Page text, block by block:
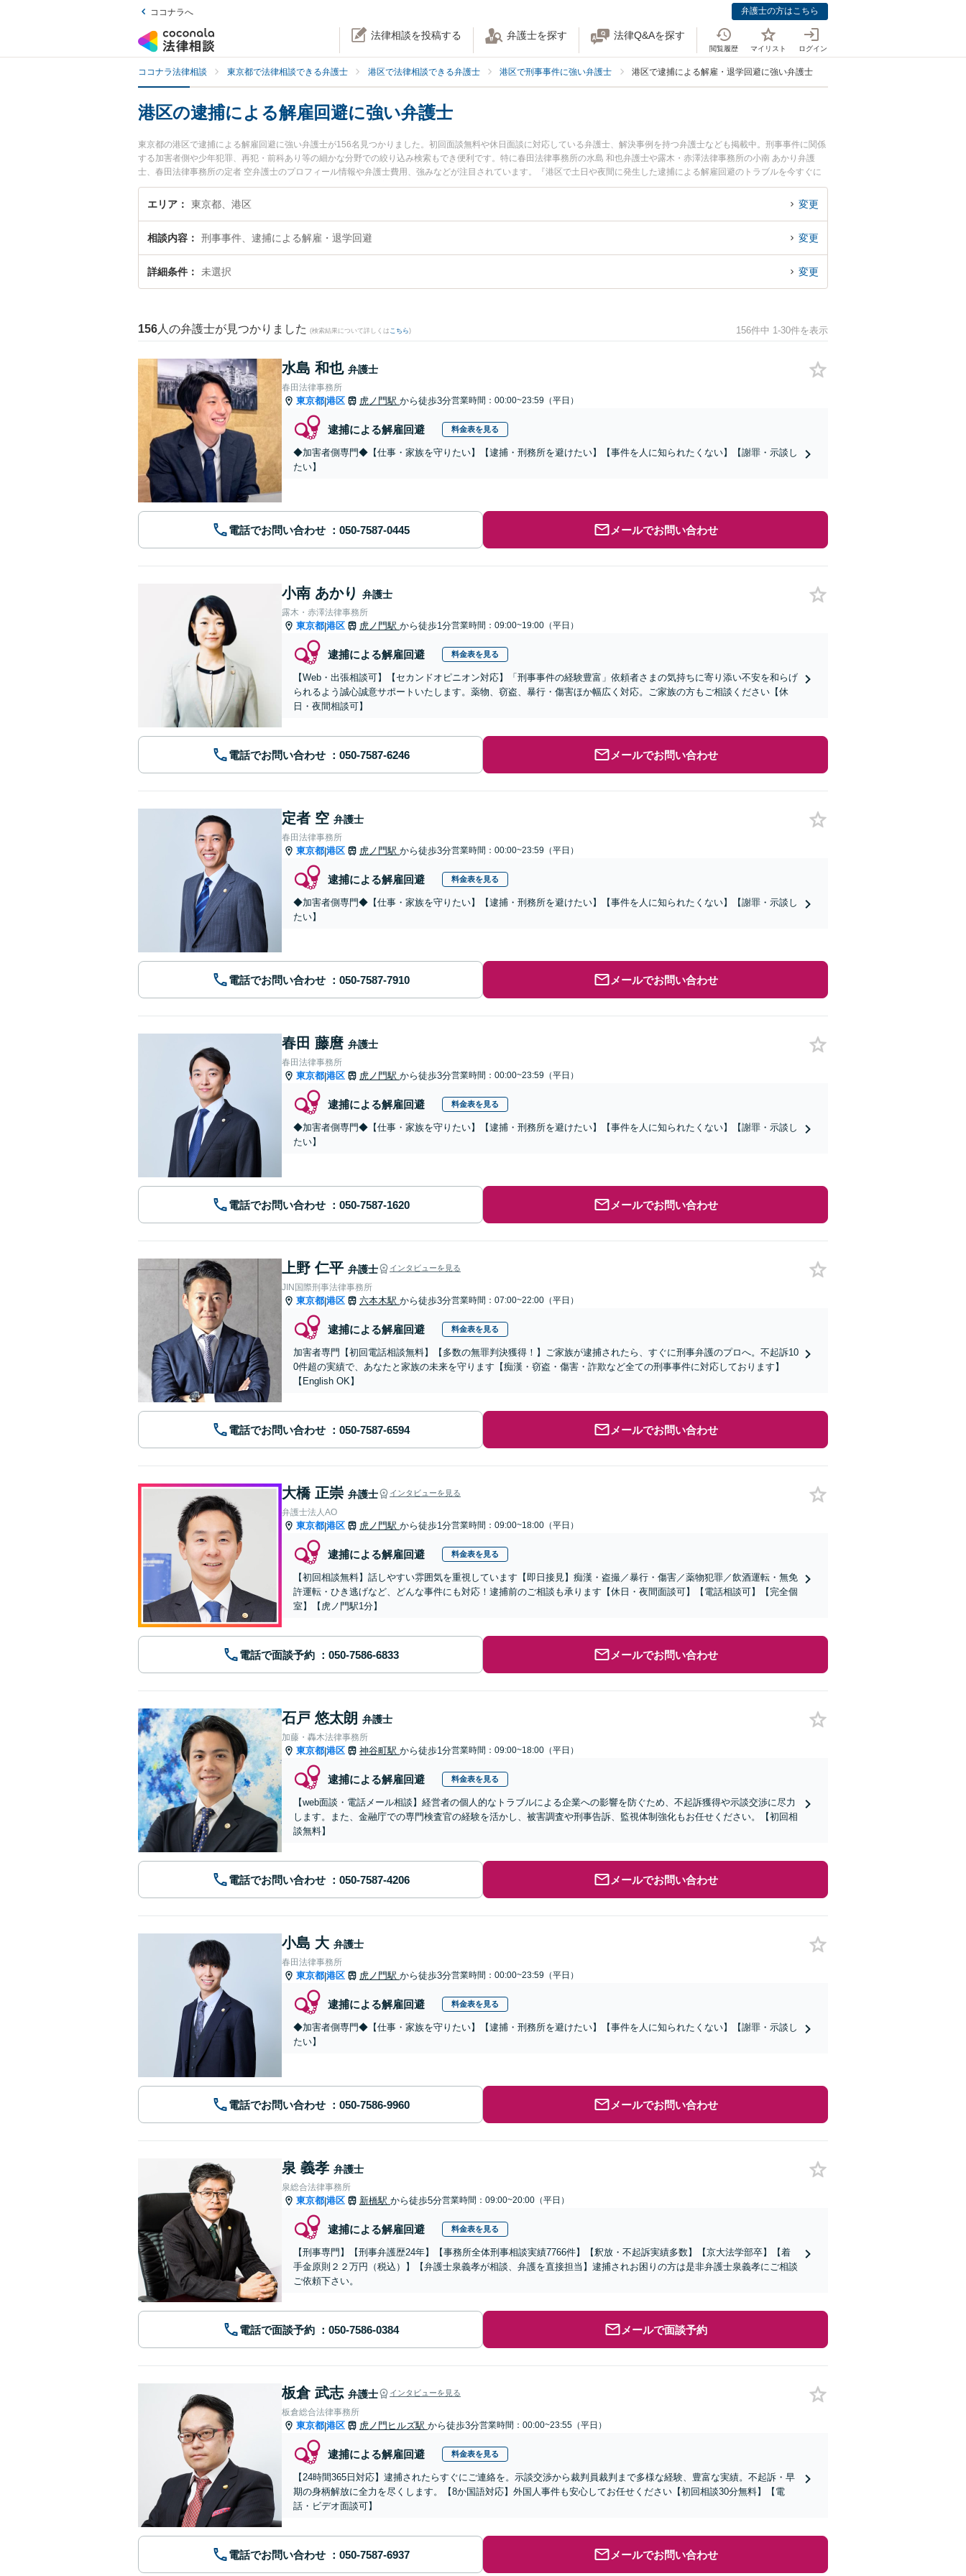
ココナラへ 弁護士の方はこちら
法律相談を投稿する 弁護士を探す 法律Q&Aを探す
閲覧履歴 マイリスト ログイン
ココナラ法律相談 東京都で法律相談できる弁護士 港区で法律相談できる弁護士 港区で刑事事件に強い弁護士 港区で逮捕による解雇・退学回避に強い弁護士
港区の逮捕による解雇回避に強い弁護士
東京都の港区で逮捕による解雇回避に強い弁護士が156名見つかりました。初回面談無料や休日面談に対応している弁護士、解決事例を持つ弁護士なども掲載中。刑事事件に関係
する加害者側や少年犯罪、再犯・前科あり等の細かな分野での絞り込み検索もでき便利です。特に春田法律事務所の水島 和也弁護士や露木・赤澤法律事務所の小南 あかり弁護
士、春田法律事務所の定者 空弁護士のプロフィール情報や弁護士費用、強みなどが注目されています。『港区で土日や夜間に発生した逮捕による解雇回避のトラブルを今すぐに
弁護士に相談したい』『逮捕による解雇回避のトラブル解決の実績豊富な近くの弁護士を検索したい』『初回相談無料で逮捕による解雇回避を法律相談できる港区内の弁護士に相
談予約したい』などでお困りの相談者さんにおすすめです。
エリア 東京都、港区 変更
相談内容 刑事事件、逮捕による解雇・退学回避 変更
詳細条件 未選択 変更
156 人の弁護士が見つかりました (検索結果について詳しくは こちら) 156件中 1-30件を表示
水島 和也 弁護士
春田法律事務所
東京都|港区 虎ノ門駅 から徒歩3分営業時間：00:00~23:59（平日）
逮捕による解雇回避 料金表を見る
◆加害者側専門◆【仕事・家族を守りたい】【逮捕・刑務所を避けたい】【事件を人に知られたくない】【謝罪・示談し
たい】
電話でお問い合わせ メールでお問い合わせ
小南 あかり 弁護士
露木・赤澤法律事務所
東京都|港区 虎ノ門駅 から徒歩1分営業時間：09:00~19:00（平日）
逮捕による解雇回避 料金表を見る
【Web・出張相談可】【セカンドオピニオン対応】「刑事事件の経験豊富」依頼者さまの気持ちに寄り添い不安を和らげ
られるよう誠心誠意サポートいたします。薬物、窃盗、暴行・傷害ほか幅広く対応。ご家族の方もご相談ください【休
日・夜間相談可】
電話でお問い合わせ メールでお問い合わせ
定者 空 弁護士
春田法律事務所
東京都|港区 虎ノ門駅 から徒歩3分営業時間：00:00~23:59（平日）
逮捕による解雇回避 料金表を見る
◆加害者側専門◆【仕事・家族を守りたい】【逮捕・刑務所を避けたい】【事件を人に知られたくない】【謝罪・示談し
たい】
電話でお問い合わせ メールでお問い合わせ
春田 藤麿 弁護士
春田法律事務所
東京都|港区 虎ノ門駅 から徒歩3分営業時間：00:00~23:59（平日）
逮捕による解雇回避 料金表を見る
◆加害者側専門◆【仕事・家族を守りたい】【逮捕・刑務所を避けたい】【事件を人に知られたくない】【謝罪・示談し
たい】
電話でお問い合わせ メールでお問い合わせ
上野 仁平 弁護士 インタビューを見る
JIN国際刑事法律事務所
東京都|港区 六本木駅 から徒歩3分営業時間：07:00~22:00（平日）
逮捕による解雇回避 料金表を見る
加害者専門【初回電話相談無料】【多数の無罪判決獲得！】ご家族が逮捕されたら、すぐに刑事弁護のプロへ。不起訴10
0件超の実績で、あなたと家族の未来を守ります【痴漢・窃盗・傷害・詐欺など全ての刑事事件に対応しております】
【English OK】
電話でお問い合わせ メールでお問い合わせ
大橋 正崇 弁護士 インタビューを見る
弁護士法人AO
東京都|港区 虎ノ門駅 から徒歩1分営業時間：09:00~18:00（平日）
逮捕による解雇回避 料金表を見る
【初回相談無料】話しやすい雰囲気を重視しています【即日接見】痴漢・盗撮／暴行・傷害／薬物犯罪／飲酒運転・無免
許運転・ひき逃げなど、どんな事件にも対応！逮捕前のご相談も承ります【休日・夜間面談可】【電話相談可】【完全個
室】【虎ノ門駅1分】
電話で面談予約 メールでお問い合わせ
石戸 悠太朗 弁護士
加藤・轟木法律事務所
東京都|港区 神谷町駅 から徒歩1分営業時間：09:00~18:00（平日）
逮捕による解雇回避 料金表を見る
【web面談・電話メール相談】経営者の個人的なトラブルによる企業への影響を防ぐため、不起訴獲得や示談交渉に尽力
します。また、金融庁での専門検査官の経験を活かし、被害調査や刑事告訴、監視体制強化もお任せください。【初回相
談無料】
電話でお問い合わせ メールでお問い合わせ
小島 大 弁護士
春田法律事務所
東京都|港区 虎ノ門駅 から徒歩3分営業時間：00:00~23:59（平日）
逮捕による解雇回避 料金表を見る
◆加害者側専門◆【仕事・家族を守りたい】【逮捕・刑務所を避けたい】【事件を人に知られたくない】【謝罪・示談し
たい】
電話でお問い合わせ メールでお問い合わせ
泉 義孝 弁護士
泉総合法律事務所
東京都|港区 新橋駅 から徒歩5分営業時間：09:00~20:00（平日）
逮捕による解雇回避 料金表を見る
【刑事専門】【刑事弁護歴24年】【事務所全体刑事相談実績7766件】【釈放・不起訴実績多数】【京大法学部卒】【着
手金原則２２万円（税込）】【弁護士泉義孝が相談、弁護を直接担当】逮捕されお困りの方は是非弁護士泉義孝にご相談
ご依頼下さい。
電話で面談予約 メールで面談予約
板倉 武志 弁護士 インタビューを見る
板倉総合法律事務所
東京都|港区 虎ノ門ヒルズ駅 から徒歩3分営業時間：00:00~23:55（平日）
逮捕による解雇回避 料金表を見る
【24時間365日対応】逮捕されたらすぐにご連絡を。示談交渉から裁判員裁判まで多様な経験、豊富な実績。不起訴・早
期の身柄解放に全力を尽くします。【8か国語対応】外国人事件も安心してお任せください【初回相談30分無料】【電
話・ビデオ面談可】
電話でお問い合わせ メールでお問い合わせ